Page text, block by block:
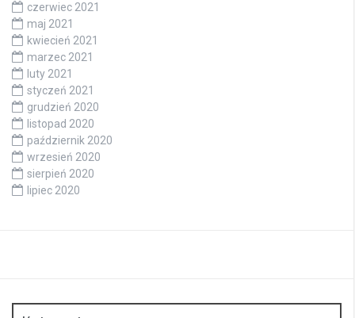
czerwiec 2021
maj 2021
kwiecień 2021
marzec 2021
luty 2021
styczeń 2021
grudzień 2020
listopad 2020
październik 2020
wrzesień 2020
sierpień 2020
lipiec 2020